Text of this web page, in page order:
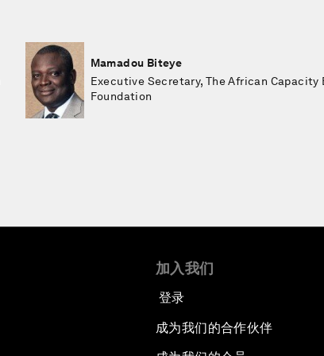
Mamadou Biteye
Executive Secretary, The African Capacity
Foundation
加入我们
登录
成为我们的合作伙伴